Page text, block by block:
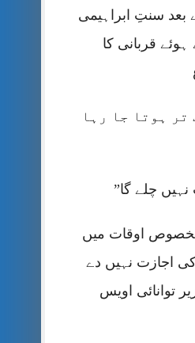
بعد سنتِ ابراہیمی
قربانی کا
تر ہوتا جا رہا
چلے گا”
مخصوص اوقات میں
اجازت نہیں دے
توانائی اویس